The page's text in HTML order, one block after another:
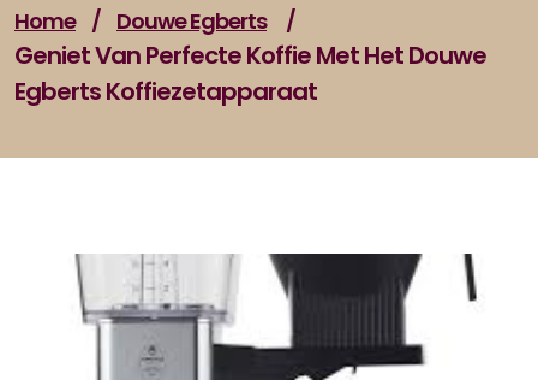
Home / Douwe Egberts /
Geniet Van Perfecte Koffie Met Het Douwe
Egberts Koffiezetapparaat